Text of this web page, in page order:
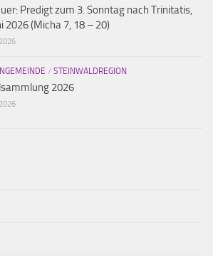
Predigt zum 3. Sonntag nach Trinitatis,
2026 (Micha 7, 18 – 20)
/ STEINWALDREGION
2026